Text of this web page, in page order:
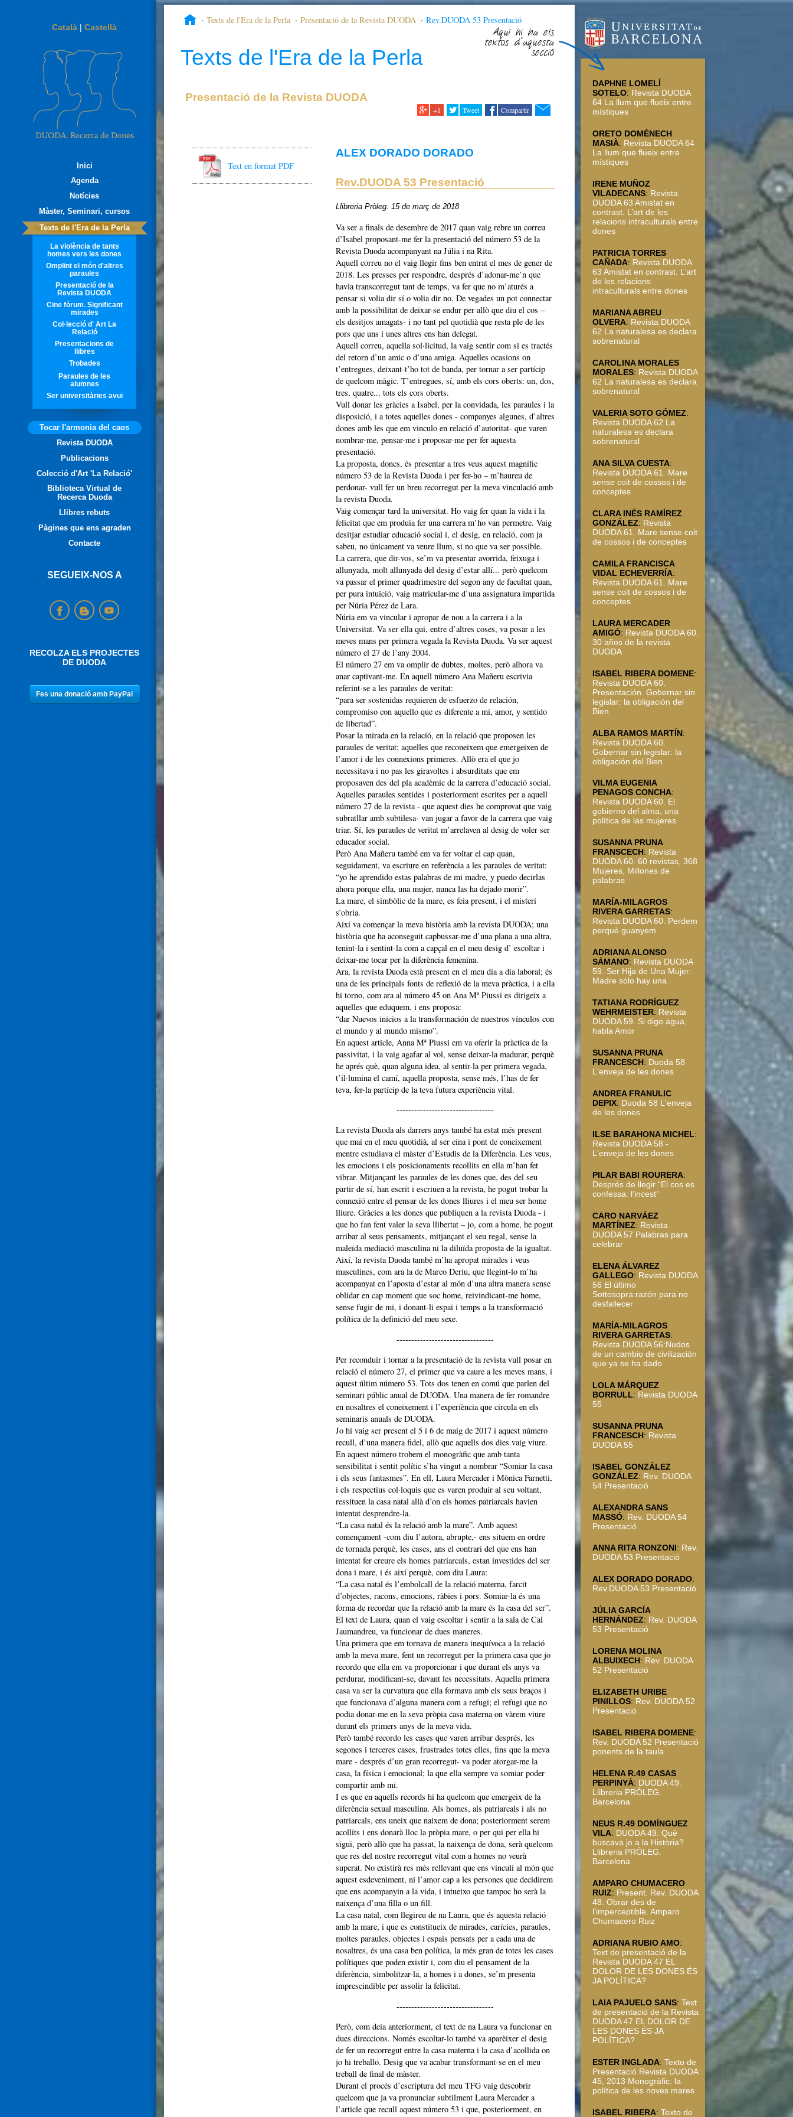
Català |Castellà
Inici
Agenda
Notícies
Màster, Seminari, cursos
Texts de l'Era de la Perla
La violència de tants
homes vers les dones
Omplint el món d'altres
paraules
Presentació de la
Revista DUODA
Cine fòrum. Significant
mirades
Col·lecció d' Art La
Relació
Presentacions de
llibres
Trobades
Paraules de les
alumnes
Ser universitàries avui
Tocar l'armonia del caos
Revista DUODA
Publicacions
Colecció d'Art 'La Relació'
Biblioteca Virtual de
Recerca Duoda
Llibres rebuts
Pàgines que ens agraden
Contacte
SEGUEIX-NOS A
RECOLZA ELS PROJECTES
DE DUODA
Texts de l'Era de la Perla Presentació de la Revista DUODA Rev.DUODA 53 Presentació
Aquí hi ha els
textos d'aquesta
secció
Texts de l'Era de la Perla
Presentació de la Revista DUODA
+1 Tweet Compartir
Text en format PDF
ALEX DORADO DORADO
Rev.DUODA 53 Presentació
Llibreria Pròleg. 15 de març de 2018
Va ser a finals de desembre de 2017 quan vaig rebre un correu
d’Isabel proposant-me fer la presentació del número 53 de la
Revista Duoda acompanyant na Júlia i na Rita.
Aquell correu no el vaig llegir fins ben entrat el mes de gener de
2018. Les presses per respondre, després d’adonar-me’n que
havia transcorregut tant de temps, va fer que no m’aturés a
pensar si volia dir sí o volia dir no. De vegades un pot connectar
amb la possibilitat de deixar-se endur per allò que diu el cos –
els desitjos amagats- i no tant pel quotidià que resta ple de les
pors que uns i unes altres ens han delegat.
Aquell correu, aquella sol·licitud, la vaig sentir com si es tractés
del retorn d’un amic o d’una amiga. Aquelles ocasions on
t’entregues, deixant-t’ho tot de banda, per tornar a ser partícip
de quelcom màgic. T’entregues, sí, amb els cors oberts: un, dos,
tres, quatre... tots els cors oberts.
Vull donar les gràcies a Isabel, per la convidada, les paraules i la
disposició, i a totes aquelles dones - companyes algunes, d’altres
dones amb les que em vinculo en relació d’autoritat- que varen
nombrar-me, pensar-me i proposar-me per fer aquesta
presentació.
La proposta, doncs, és presentar a tres veus aquest magnífic
número 53 de la Revista Duoda i per fer-ho – m’haureu de
perdonar- vull fer un breu recorregut per la meva vinculació amb
la revista Duoda.
Vaig començar tard la universitat. Ho vaig fer quan la vida i la
felicitat que em produïa fer una carrera m’ho van permetre. Vaig
desitjar estudiar educació social i, el desig, en relació, com ja
sabeu, no únicament va veure llum, si no que va ser possible.
La carrera, que dir-vos, se’m va presentar avorrida, feixuga i
allunyada, molt allunyada del desig d’estar allí... però quelcom
va passar el primer quadrimestre del segon any de facultat quan,
per pura intuïció, vaig matricular-me d’una assignatura impartida
per Núria Pérez de Lara.
Núria em va vincular i apropar de nou a la carrera i a la
Universitat. Va ser ella qui, entre d’altres coses, va posar a les
meves mans per primera vegada la Revista Duoda. Va ser aquest
número el 27 de l’any 2004.
El número 27 em va omplir de dubtes, moltes, però alhora va
anar captivant-me. En aquell número Ana Mañeru escrivia
referint-se a les paraules de veritat:
“para ser sostenidas requieren de esfuerzo de relación,
compromiso con aquello que es diferente a mi, amor, y sentido
de libertad”.
Posar la mirada en la relació, en la relació que proposen les
paraules de veritat; aquelles que reconeixem que emergeixen de
l’amor i de les connexions primeres. Allò era el que jo
necessitava i no pas les giravoltes i absurditats que em
proposaven des del pla acadèmic de la carrera d’educació social.
Aquelles paraules sentides i posteriorment escrites per a aquell
número 27 de la revista - que aquest dies he comprovat que vaig
subratllar amb subtilesa- van jugar a favor de la carrera que vaig
triar. Sí, les paraules de veritat m’arrelaven al desig de voler ser
educador social.
Però Ana Mañeru també em va fer voltar el cap quan,
seguidament, va escriure en referència a les paraules de veritat:
“yo he aprendido estas palabras de mi madre, y puedo decirlas
ahora porque ella, una mujer, nunca las ha dejado morir”.
La mare, el simbòlic de la mare, es feia present, i el misteri
s’obria.
Així va començar la meva història amb la revista DUODA; una
història que ha aconseguit capbussar-me d’una plana a una altra,
tenint-la i sentint-la com a capçal en el meu desig d’ escoltar i
deixar-me tocar per la diferència femenina.
Ara, la revista Duoda està present en el meu dia a dia laboral; és
una de les principals fonts de reflexió de la meva pràctica, i a ella
hi torno, com ara al número 45 on Ana Mª Piussi es dirigeix a
aquelles que eduquem, i ens proposa:
“dar Nuevos inicios a la transformación de nuestros vínculos con
el mundo y al mundo mismo”.
En aquest article, Anna Mª Piussi em va oferir la pràctica de la
passivitat, i la vaig agafar al vol, sense deixar-la madurar, perquè
he aprés què, quan alguna idea, al sentir-la per primera vegada,
t’il·lumina el camí, aquella proposta, sense més, l’has de fer
teva, fer-la partícip de la teva futura experiència vital.
---------------------------------
La revista Duoda als darrers anys també ha estat més present
que mai en el meu quotidià, al ser eina i pont de coneixement
mentre estudiava el màster d’Estudis de la Diferència. Les veus,
les emocions i els posicionaments recollits en ella m’han fet
vibrar. Mitjançant les paraules de les dones que, des del seu
partir de sí, han escrit i escriuen a la revista, he pogut trobar la
connexió entre el pensar de les dones lliures i el meu ser home
lliure. Gràcies a les dones que publiquen a la revista Duoda - i
que ho fan fent valer la seva llibertat – jo, com a home, he pogut
arribar al seus pensaments, mitjançant el seu regal, sense la
maleïda mediació masculina ni la diluïda proposta de la igualtat.
Així, la revista Duoda també m’ha apropat mirades i veus
masculines, com ara la de Marco Deriu, que llegint-lo m’ha
acompanyat en l’aposta d’estar al món d’una altra manera sense
oblidar en cap moment que soc home, reivindicant-me home,
sense fugir de mi, i donant-li espai i temps a la transformació
política de la definició del meu sexe.
---------------------------------
Per reconduir i tornar a la presentació de la revista vull posar en
relació el número 27, el primer que va caure a les meves mans, i
aquest últim número 53. Tots dos tenen en comú que parlen del
seminari públic anual de DUODA. Una manera de fer romandre
en nosaltres el coneixement i l’experiència que circula en els
seminaris anuals de DUODA.
Jo hi vaig ser present el 5 i 6 de maig de 2017 i aquest número
recull, d’una manera fidel, allò que aquells dos dies vaig viure.
En aquest número trobem el monogràfic que amb tanta
sensibilitat i sentit polític s’ha vingut a nombrar “Somiar la casa
i els seus fantasmes”. En ell, Laura Mercader i Mònica Farnetti,
i els respectius col·loquis que es varen produir al seu voltant,
ressituen la casa natal allà d’on els homes patriarcals havien
intentat desprendre-la.
“La casa natal és la relació amb la mare”. Amb aquest
començament -com diu l’autora, abrupte,- ens situem en ordre
de tornada perquè, les cases, ans el contrari del que ens han
intentat fer creure els homes patriarcals, estan investides del ser
dona i mare, i és així perquè, com diu Laura:
“La casa natal és l’embolcall de la relació materna, farcit
d’objectes, racons, emocions, ràbies i pors. Somiar-la és una
forma de recordar que la relació amb la mare és la casa del ser”.
El text de Laura, quan el vaig escoltar i sentir a la sala de Cal
Jaumandreu, va funcionar de dues maneres.
Una primera que em tornava de manera inequívoca a la relació
amb la meva mare, fent un recorregut per la primera casa que jo
recordo que ella em va proporcionar i que durant els anys va
perdurar, modificant-se, davant les necessitats. Aquella primera
casa va ser la curvatura que ella formava amb els seus braços i
que funcionava d’alguna manera com a refugi; el refugi que no
podia donar-me en la seva pròpia casa materna on vàrem viure
durant els primers anys de la meva vida.
Però també recordo les cases que varen arribar després, les
segones i terceres cases, frustrades totes elles, fins que la meva
mare - després d’un gran recorregut- va poder atorgar-me la
casa, la física i emocional; la que ella sempre va somiar poder
compartir amb mi.
I es que en aquells records hi ha quelcom que emergeix de la
diferència sexual masculina. Als homes, als patriarcals i als no
patriarcals, ens uneix que naixem de dona; posteriorment serem
acollits i ens donarà lloc la pròpia mare, o per qui per ella hi
sigui, però allò que ha passat, la naixença de dona, serà quelcom
que res del nostre recorregut vital com a homes no veurà
superat. No existirà res més rellevant que ens vinculi al món que
aquest esdeveniment, ni l’amor cap a les persones que decidirem
que ens acompanyin a la vida, i intueixo que tampoc ho serà la
naixença d’una filla o un fill.
La casa natal, com llegireu de na Laura, que és aquesta relació
amb la mare, i que es constitueix de mirades, carícies, paraules,
moltes paraules, objectes i espais pensats per a cada una de
nosaltres, és una casa ben política, la més gran de totes les cases
polítiques que poden existir i, com diu el pensament de la
diferència, simbolitzar-la, a homes i a dones, se’m presenta
imprescindible per assolir la felicitat.
---------------------------------
Però, com deia anteriorment, el text de na Laura va funcionar en
dues direccions. Només escoltar-lo també va aparèixer el desig
de fer un recorregut entre la casa materna i la casa d’acollida on
jo hi treballo. Desig que va acabar transformant-se en el meu
treball de final de màster.
Durant el procés d’escriptura del meu TFG vaig descobrir
quelcom que ja va pronunciar subtilment Laura Mercader a
l’article que recull aquest número 53 i que, posteriorment, en
DAPHNE LOMELÍ
SOTELO: Revista DUODA
64 La llum que flueix entre
místiques
ORETO DOMÉNECH
MASIÀ: Revista DUODA 64
La llum que flueix entre
místiques
IRENE MUÑOZ
VILADECANS: Revista
DUODA 63 Amistat en
contrast. L’art de les
relacions intraculturals entre
dones
PATRICIA TORRES
CAÑADA: Revista DUODA
63 Amistat en contrast. L’art
de les relacions
intraculturals entre dones
MARIANA ABREU
OLVERA: Revista DUODA
62 La naturalesa es declara
sobrenatural
CAROLINA MORALES
MORALES: Revista DUODA
62 La naturalesa es declara
sobrenatural
VALERIA SOTO GÓMEZ:
Revista DUODA 62 La
naturalesa es declara
sobrenatural
ANA SILVA CUESTA:
Revista DUODA 61. Mare
sense coit de cossos i de
conceptes
CLARA INÉS RAMÍREZ
GONZÁLEZ: Revista
DUODA 61. Mare sense coit
de cossos i de conceptes
CAMILA FRANCISCA
VIDAL ECHEVERRÍA:
Revista DUODA 61. Mare
sense coit de cossos i de
conceptes
LAURA MERCADER
AMIGÓ: Revista DUODA 60.
30 años de la revista
DUODA
ISABEL RIBERA DOMENE:
Revista DUODA 60.
Presentación. Gobernar sin
legislar: la obligación del
Bien
ALBA RAMOS MARTÍN:
Revista DUODA 60.
Gobernar sin legislar: la
obligación del Bien
VILMA EUGENIA
PENAGOS CONCHA:
Revista DUODA 60. El
gobierno del alma, una
política de las mujeres
SUSANNA PRUNA
FRANSCECH: Revista
DUODA 60. 60 revistas, 368
Mujeres, Millones de
palabras
MARÍA-MILAGROS
RIVERA GARRETAS:
Revista DUODA 60. Perdem
perquè guanyem
ADRIANA ALONSO
SÁMANO: Revista DUODA
59. Ser Hija de Una Mujer:
Madre sólo hay una
TATIANA RODRÍGUEZ
WEHRMEISTER: Revista
DUODA 59. Si digo agua,
habla Amor
SUSANNA PRUNA
FRANCESCH: Duoda 58
L'enveja de les dones
ANDREA FRANULIC
DEPIX: Duoda 58 L'enveja
de les dones
ILSE BARAHONA MICHEL:
Revista DUODA 58 -
L'enveja de les dones
PILAR BABI ROURERA:
Després de llegir “El cos es
confessa: l’incest”
CARO NARVÁEZ
MARTÍNEZ: Revista
DUODA 57 Palabras para
celebrar
ELENA ÁLVAREZ
GALLEGO: Revista DUODA
56 El último
Sottosopra:razón para no
desfallecer
MARÍA-MILAGROS
RIVERA GARRETAS:
Revista DUODA 56:Nudos
de un cambio de civilización
que ya se ha dado
LOLA MÁRQUEZ
BORRULL: Revista DUODA
55
SUSANNA PRUNA
FRANCESCH: Revista
DUODA 55
ISABEL GONZÁLEZ
GONZÁLEZ: Rev. DUODA
54 Presentació
ALEXANDRA SANS
MASSÓ: Rev. DUODA 54
Presentació
ANNA RITA RONZONI: Rev.
DUODA 53 Presentació
ALEX DORADO DORADO:
Rev.DUODA 53 Presentació
JÚLIA GARCÍA
HERNÁNDEZ: Rev. DUODA
53 Presentació
LORENA MOLINA
ALBUIXECH: Rev. DUODA
52 Presentació
ELIZABETH URIBE
PINILLOS: Rev. DUODA 52
Presentació
ISABEL RIBERA DOMENE:
Rev. DUODA 52 Presentació
ponents de la taula
HELENA R.49 CASAS
PERPINYÀ: DUODA 49.
Llibreria PRÒLEG.
Barcelona
NEUS R.49 DOMÍNGUEZ
VILA: DUODA 49. Què
buscava jo a la Història?
Llibreria PRÒLEG.
Barcelona
AMPARO CHUMACERO
RUIZ: Present. Rev. DUODA
48. Obrar des de
l’imperceptible. Amparo
Chumacero Ruiz
ADRIANA RUBIO AMO:
Text de presentació de la
Revista DUODA 47 EL
DOLOR DE LES DONES ÉS
JA POLÍTICA?
LAIA PAJUELO SANS:Text
de presentació de la Revista
DUODA 47 EL DOLOR DE
LES DONES ÉS JA
POLÍTICA?
ESTER INGLADA:Texto de
Presentació Revista DUODA
45, 2013 Monogràfic: la
política de les noves mares
ISABEL RIBERA:Texto de